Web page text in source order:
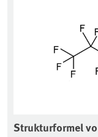
Strukturformel